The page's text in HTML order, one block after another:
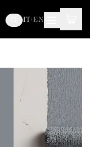
IT/EN